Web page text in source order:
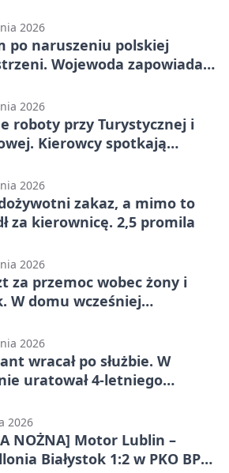
2026
po naruszeniu polskiej
Wojewoda zapowiada
2026
roboty przy Turystycznej i
Kierowcy spotkają
2026
zakaz, a mimo to
za kierownicę. 2,5 promila
2026
za przemoc wobec żony i
W domu wcześniej
2026
wracał po służbie. W
uratował 4-letniego
2026
NOŻNA] Motor Lublin –
Białystok 1:2 w PKO BP